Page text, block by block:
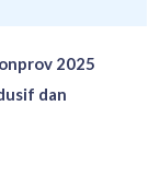
2025
dan